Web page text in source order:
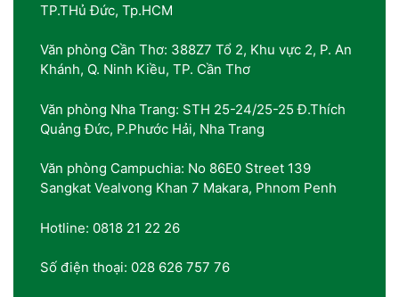
TP.THủ Đức, Tp.HCM
Văn phòng Cần Thơ: 388Z7 Tổ 2, Khu vực 2, P. An
Khánh, Q. Ninh Kiều, TP. Cần Thơ
Văn phòng Nha Trang: STH 25-24/25-25 Đ.Thích
Quảng Đức, P.Phước Hải, Nha Trang
Văn phòng Campuchia: No 86E0 Street 139
Sangkat Vealvong Khan 7 Makara, Phnom Penh
Hotline: 0818 21 22 26
Số điện thoại: 028 626 757 76